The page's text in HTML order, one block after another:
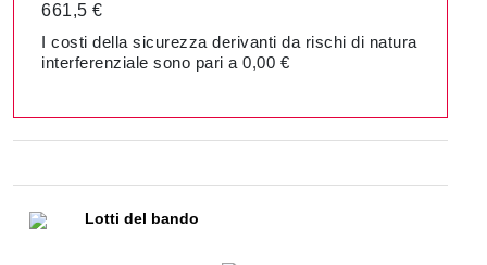
661,5 €
I costi della sicurezza derivanti da rischi di natura
interferenziale sono pari a 0,00 €
Lotti del bando